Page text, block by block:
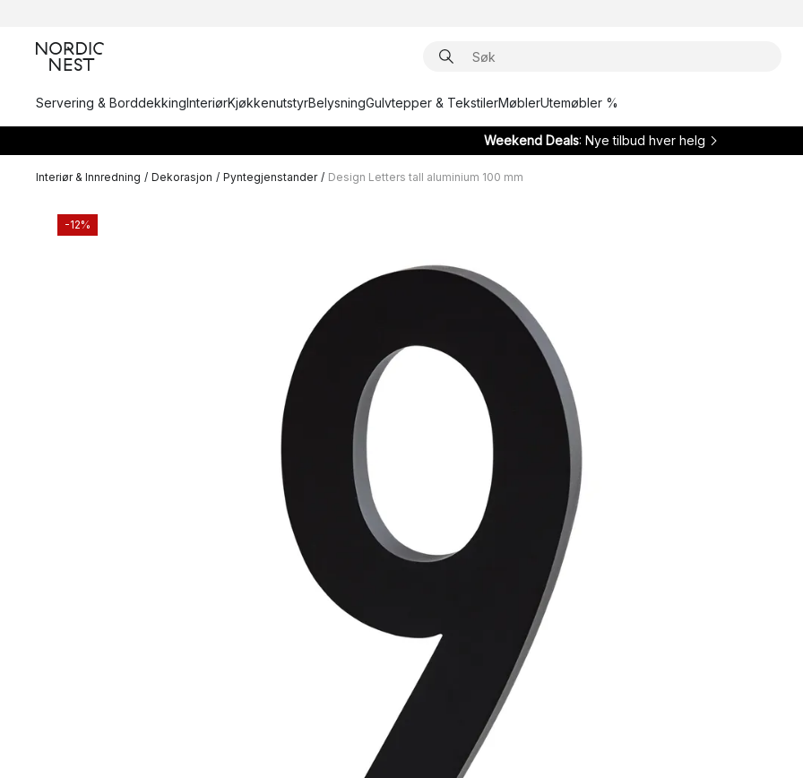
Servering & BorddekkingInteriørKjøkkenutstyrBelysningGulvtepper & TekstilerMøblerUtemøbler %
Weekend Deals: Nye tilbud hver helg
Interiør & Innredning / Dekorasjon / Pyntegjenstander / Design Letters tall aluminium 100 mm
-12%